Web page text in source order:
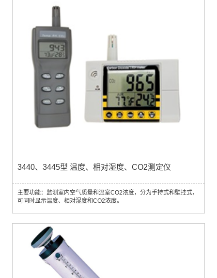
3440、3445型 温度、相对湿度、CO2测定仪
主要功能：监测室内空气质量和温室CO2浓度，分为手持式和壁挂式，
可同时显示温度、相对湿度和CO2浓度。